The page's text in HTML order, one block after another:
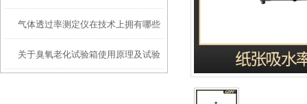
气体透过率测定仪在技术上拥有哪些
特征？
关于臭氧老化试验箱使用原理及试验